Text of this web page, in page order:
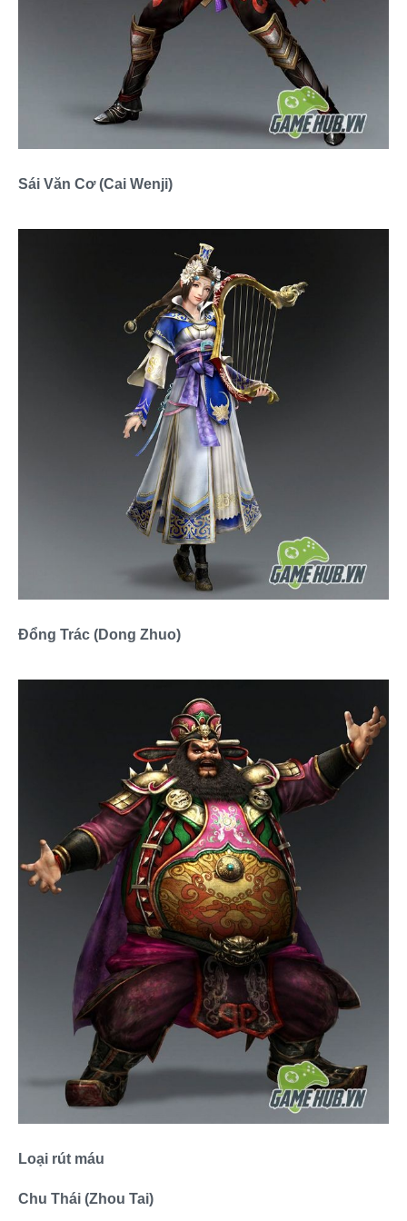
Sái Văn Cơ (Cai Wenji)
Đổng Trác (Dong Zhuo)
Loại rút máu
Chu Thái (Zhou Tai)